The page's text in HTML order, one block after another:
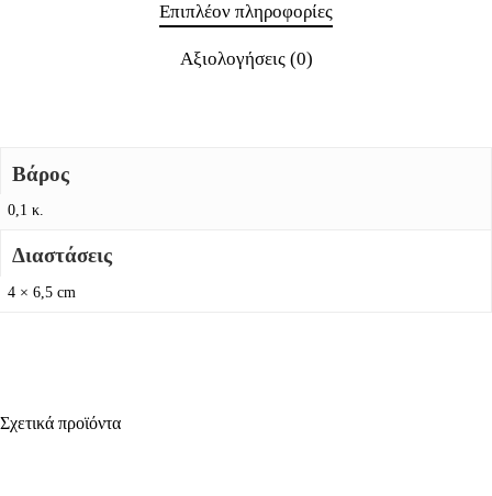
Επιπλέον πληροφορίες
Αξιολογήσεις (0)
Βάρος
0,1 κ.
Διαστάσεις
4 × 6,5 cm
Σχετικά προϊόντα